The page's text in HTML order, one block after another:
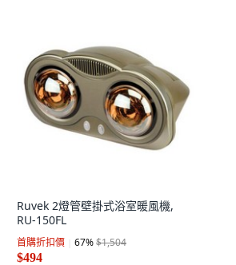
Ruvek 2燈管壁掛式浴室暖風機,
RU-150FL
首購折扣價 67%$1,504
$494